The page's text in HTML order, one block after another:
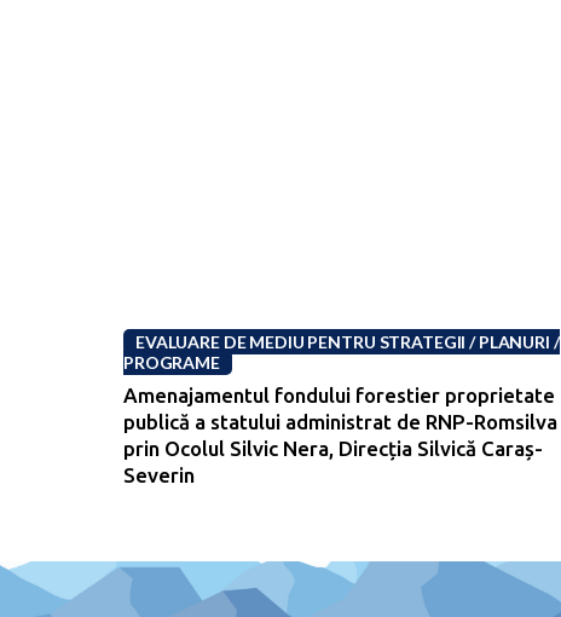
EVALUARE DE MEDIU PENTRU STRATEGII / PLANURI /
PROGRAME
Amenajamentul fondului forestier proprietate
publică a statului administrat de RNP-Romsilva
prin Ocolul Silvic Nera, Direcția Silvică Caraș-
Severin